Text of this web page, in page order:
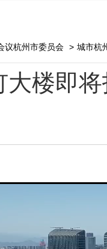
议杭州市委员会 > 城市杭
楼即